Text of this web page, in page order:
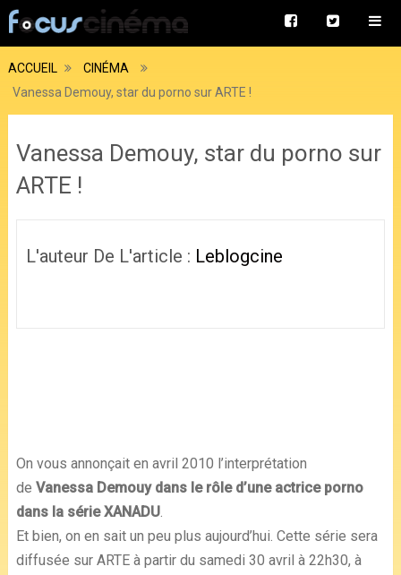
ACCUEIL
CINÉMA
Vanessa Demouy, star du porno sur ARTE !
Vanessa Demouy, star du porno sur
ARTE !
L'auteur De L'article : Leblogcine
On vous annonçait en avril 2010 l’interprétation
de Vanessa Demouydans le rôle d’une actrice porno
dans la série XANADU.
Et bien, on en sait un peu plus aujourd’hui. Cette série sera
diffusée sur ARTE à partir du samedi 30 avril à 22h30, à